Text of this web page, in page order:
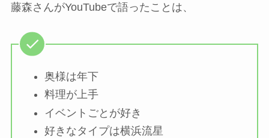
藤森さんがYouTubeで語ったことは、
奥様は年下
料理が上手
イベントごとが好き
好きなタイプは横浜流星